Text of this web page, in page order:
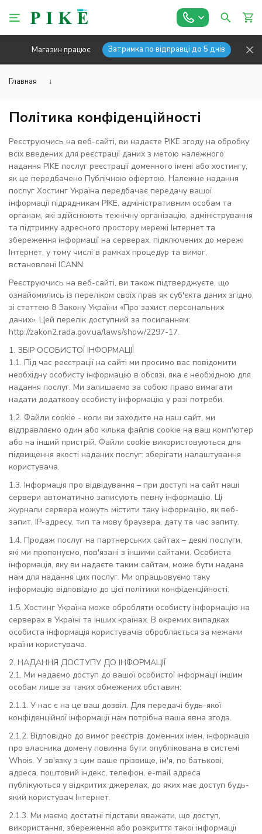
Магазин працює Затримка по відправці до 5 днів
Главная ↓
Політика конфіденційності
Реєструючись на веб-сайті, ви надаєте PIKE згоду на обробку
всіх введених для реєстрації даних з метою належного
надання PIKE послуг реєстрації доменного імені або хостингу,
як це передбачено Публічною офертою. Належне надання
послуг Хостинг Україна передбачає передачу вашої
інформації підрядникам PIKE, адміністративним особам та
органам, які здійснюють технічну організацію, адміністрування
та підтримку адресного простору мережі Інтернет та
збереження інформації на серверах, підключених до мережі
Інтернет, у тому числі в рамках процедур та вимог,
встановлені ICANN.
Реєструючись на веб-сайті, ви також підтверджуєте, що
ознайомились із переліком своїх прав як суб'єкта даних згідно
зі статтею 8 Закону України «Про захист персональних
даних». Цей перелік доступний за посиланням:
http://zakon2.rada.gov.ua/laws/show/2297-17.
1. ЗБІР ОСОБИСТОЇ ІНФОРМАЦІЇ
1.1. Під час реєстрації на сайті ми просимо вас повідомити
необхідну особисту інформацію в обсязі, яка є необхідною для
надання послуг. Ми залишаємо за собою право вимагати
надати додаткову особисту інформацію у разі потреби.
1.2. Файли cookie - коли ви заходите на наш сайт, ми
відправляємо один або кілька файлів cookie на ваш комп'ютер
або на інший пристрій. Файли cookie використовуються для
підвищення якості наданих послуг: зберігати налаштування
користувача.
1.3. Інформація про відвідування – при доступі на сайт наші
сервери автоматично записують певну інформацію. Ці
журнали сервера можуть містити таку інформацію, як веб-
запит, IP-адресу, тип та мову браузера, дату та час запиту.
1.4. Продаж послуг на партнерських сайтах – деякі послуги,
які ми пропонуємо, пов'язані з іншими сайтами. Особиста
інформація, яку ви надаєте таким сайтам, може бути надана
нам для надання цих послуг. Ми опрацьовуємо таку
інформацію відповідно до цієї політики конфіденційності.
1.5. Хостинг Україна може обробляти особисту інформацію на
серверах в Україні та інших країнах. В окремих випадках
особиста інформація користувачів обробляється за межами
країни користувача.
2. НАДАННЯ ДОСТУПУ ДО ІНФОРМАЦІЇ
2.1. Ми надаємо доступ до вашої особистої інформації іншим
особам лише за таких обмежених обставин:
2.1.1. У нас є на це ваш дозвіл. Для передачі будь-якої
конфіденційної інформації нам потрібна ваша явна згода.
2.1.2. Відповідно до вимог реєстрів доменних імен, інформація
про власника домену повинна бути опублікована в системі
Whois. У зв'язку з цим ваше прізвище, ім'я, по батькові,
адреса, поштовий індекс, телефон, e-mail адреса
публікуються у відкритих джерелах, до яких має доступ будь-
який користувач Інтернет.
2.1.3. Ми маємо достатні підстави вважати, що доступ,
використання, збереження або розкриття такої інформації